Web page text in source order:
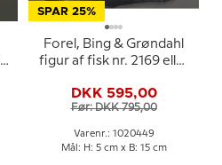
SPAR 25%
Forel, Bing & Grøndahl
figur af fisk nr. 2169 eller
DKK 595,00
Før: DKK 795,00
Varenr.: 1020449
Mål: H: 5 cm x B: 15 cm